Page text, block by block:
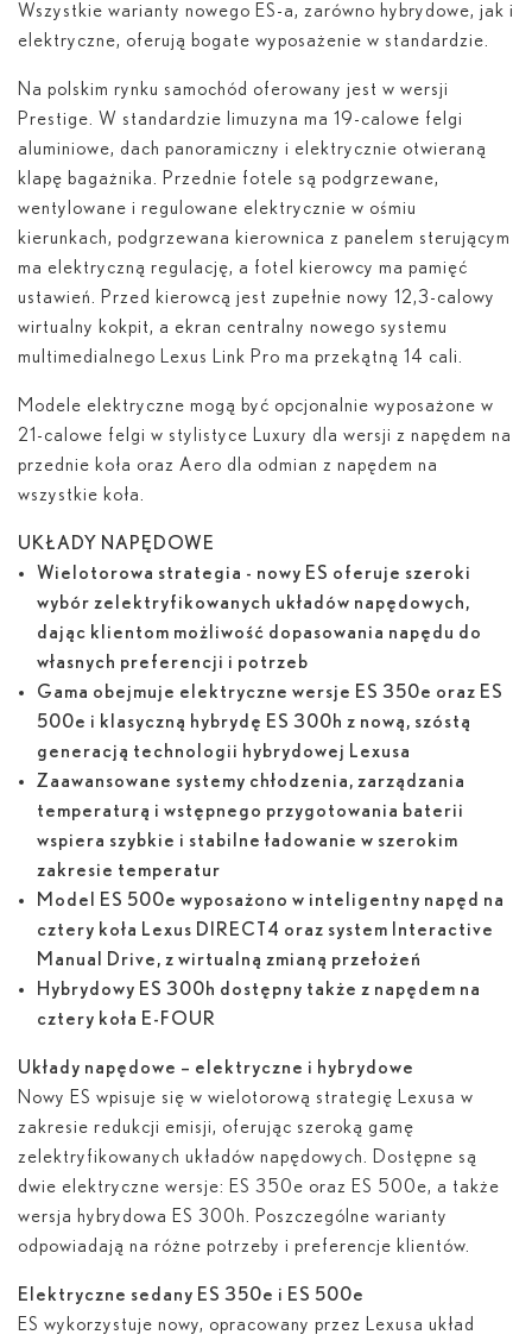
Wszystkie warianty nowego ES-a, zarówno hybrydowe, jak i
elektryczne, oferują bogate wyposażenie w standardzie.
Na polskim rynku samochód oferowany jest w wersji
Prestige. W standardzie limuzyna ma 19-calowe felgi
aluminiowe, dach panoramiczny i elektrycznie otwieraną
klapę bagażnika. Przednie fotele są podgrzewane,
wentylowane i regulowane elektrycznie w ośmiu
kierunkach, podgrzewana kierownica z panelem sterującym
ma elektryczną regulację, a fotel kierowcy ma pamięć
ustawień. Przed kierowcą jest zupełnie nowy 12,3-calowy
wirtualny kokpit, a ekran centralny nowego systemu
multimedialnego Lexus Link Pro ma przekątną 14 cali.
Modele elektryczne mogą być opcjonalnie wyposażone w
21-calowe felgi w stylistyce Luxury dla wersji z napędem na
przednie koła oraz Aero dla odmian z napędem na
wszystkie koła.
UKŁADY NAPĘDOWE
Wielotorowa strategia - nowy ES oferuje szeroki
wybór zelektryfikowanych układów napędowych,
dając klientom możliwość dopasowania napędu do
własnych preferencji i potrzeb
Gama obejmuje elektryczne wersje ES 350e oraz ES
500e i klasyczną hybrydę ES 300h z nową, szóstą
generacją technologii hybrydowej Lexusa
Zaawansowane systemy chłodzenia, zarządzania
temperaturą i wstępnego przygotowania baterii
wspiera szybkie i stabilne ładowanie w szerokim
zakresie temperatur
Model ES 500e wyposażono w inteligentny napęd na
cztery koła Lexus DIRECT4 oraz system Interactive
Manual Drive, z wirtualną zmianą przełożeń
Hybrydowy ES 300h dostępny także z napędem na
cztery koła E-FOUR
Układy napędowe – elektryczne i hybrydowe
Nowy ES wpisuje się w wielotorową strategię Lexusa w
zakresie redukcji emisji, oferując szeroką gamę
zelektryfikowanych układów napędowych. Dostępne są
dwie elektryczne wersje: ES 350e oraz ES 500e, a także
wersja hybrydowa ES 300 h. Poszczególne warianty
odpowiadają na różne potrzeby i preferencje klientów.
Elektryczne sedany ES 350e i ES 500e
ES wykorzystuje nowy, opracowany przez Lexusa układ